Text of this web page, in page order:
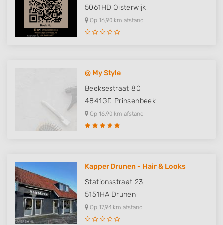
5061HD Oisterwijk
Op 16,90 km afstand
@ My Style
Beeksestraat 80
4841GD Prinsenbeek
Op 16,90 km afstand
Kapper Drunen - Hair & Looks
Stationsstraat 23
5151HA Drunen
Op 17,94 km afstand